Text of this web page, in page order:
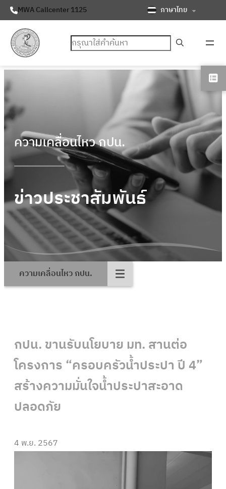
MWA Callcenter 1125 ภาษาไทย
ค้นหา
ความเคลื่อนไหว กปน.
ข่าวประชาสัมพันธ์
ความเคลื่อนไหว กปน.
กปน. ขานรับนโยบาย มท. สานต่อ
โครงการ “ครอบครัวน้ำประปา ปี 4”
สร้างความมั่นใจน้ำประปาสะอาด
ปลอดภัย
4 พ.ย. 2567